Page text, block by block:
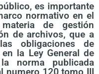
es importante
normativo en el
de gestión
de archivos, que a
obligaciones de
la Ley General de
norma publicada